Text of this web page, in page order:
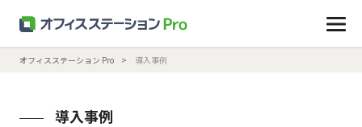
オフィスステーション Pro 導入事例
導入事例